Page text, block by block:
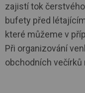
zajistí tok
bufety před
které můžeme v
Při organizování
obchodních večírků